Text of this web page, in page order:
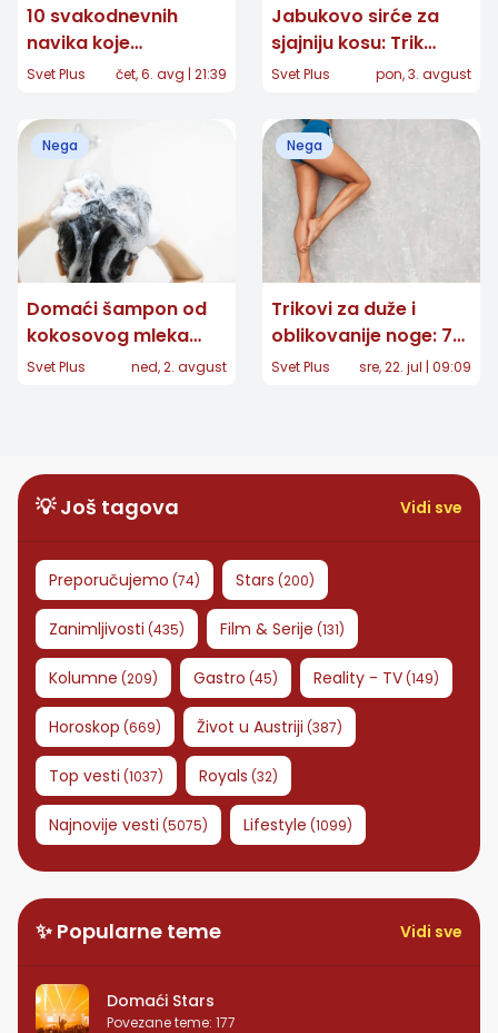
10 svakodnevnih
navika koje
pogoršavaju akne:
nesvesno
Svet Plus čet, 6. avg | 21:39
Jabukovo sirće za
sjajniju kosu: Trik
deluje samo ako ga
Svet Plus pon, 3. avgust
Nega
Domaći šampon od
kokosovog mleka
obećava meku kosu,
Svet Plus ned, 2. avgust
Nega
Trikovi za duže i
oblikovanije noge: 7
jednostavnih saveta
Svet Plus sre, 22. jul | 09:09
💡 Još tagova Vidi sve
Preporučujemo (74) Stars (200)
Zanimljivosti (435) Film & Serije (131)
Kolumne (209) Gastro (45) Reality - TV(149)
Horoskop (669) Život u Austriji (387)
Top vesti (1037) Royals (32)
Najnovije vesti (5075) Lifestyle (1099)
✨ Popularne teme Vidi sve
Domaći Stars
Povezane teme: 177